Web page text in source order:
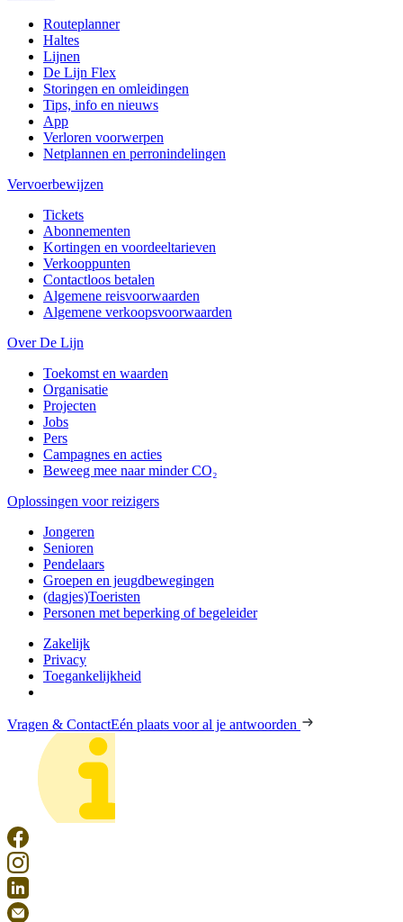
Routeplanner
Haltes
Lijnen
De Lijn Flex
Storingen en omleidingen
Tips, info en nieuws
App
Verloren voorwerpen
Netplannen en perronindelingen
Vervoerbewijzen
Tickets
Abonnementen
Kortingen en voordeeltarieven
Verkooppunten
Contactloos betalen
Algemene reisvoorwaarden
Algemene verkoopsvoorwaarden
Over De Lijn
Toekomst en waarden
Organisatie
Projecten
Jobs
Pers
Campagnes en acties
Beweeg mee naar minder CO₂
Oplossingen voor reizigers
Jongeren
Senioren
Pendelaars
Groepen en jeugdbewegingen
(dagjes)Toeristen
Personen met beperking of begeleider
Zakelijk
Privacy
Toegankelijkheid
Vragen & ContactEén plaats voor al je antwoorden